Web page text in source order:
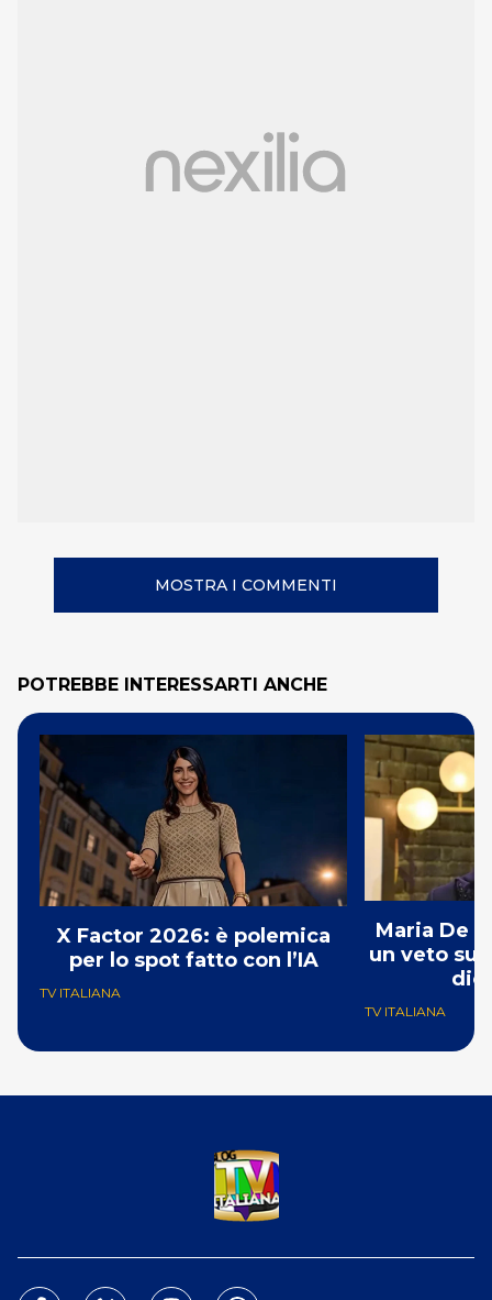
MOSTRA I COMMENTI
POTREBBE INTERESSARTI ANCHE
X Factor 2026: è polemica
per lo spot fatto con l’IA
TV ITALIANA
Maria De
un veto su
TV ITALIANA